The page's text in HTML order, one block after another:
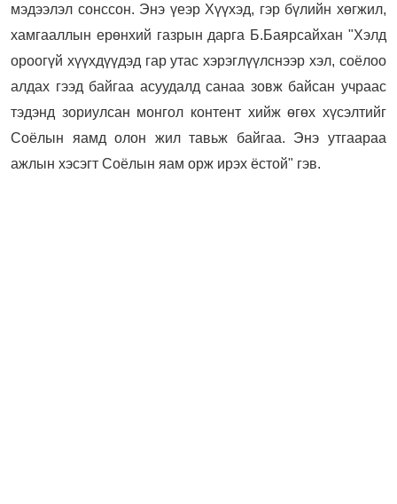
мэдээлэл сонссон. Энэ үеэр Хүүхэд, гэр бүлийн хөгжил,
хамгааллын ерөнхий газрын дарга Б.Баярсайхан "Хэлд
ороогүй хүүхдүүдэд гар утас хэрэглүүлснээр хэл, соёлоо
алдах гээд байгаа асуудалд санаа зовж байсан учраас
тэдэнд зориулсан монгол контент хийж өгөх хүсэлтийг
Соёлын яамд олон жил тавьж байгаа. Энэ утгаараа
ажлын хэсэгт Соёлын яам орж ирэх ёстой" гэв.